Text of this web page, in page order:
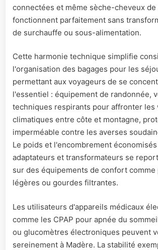
connectées et même sèche-cheveux de
fonctionnent parfaitement sans
de surchauffe ou sous-alimentation.
Cette harmonie technique simplifie
l'organisation des bagages pour les
permettant aux voyageurs de se
l'essentiel : équipement de randonnée,
techniques respirants pour affronter les
climatiques entre côte et montagne,
imperméable contre les averses
Le poids et l'encombrement
adaptateurs et transformateurs se
sur des équipements de confort comme
légères ou gourdes filtrantes.
Les utilisateurs d'appareils médicaux
comme les CPAP pour apnée du
ou glucomètres électroniques peuvent
sereinement à Madère. La stabilité